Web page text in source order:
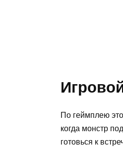
По геймплею
когда монстр
готовься к